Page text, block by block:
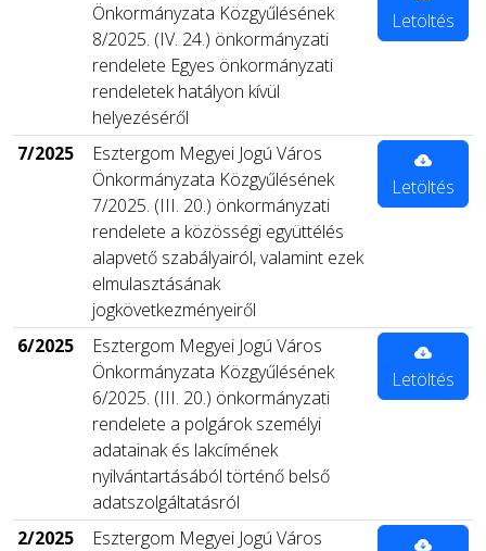
Önkormányzata Közgyűlésének
8/2025. (IV. 24.) önkormányzati
rendelete Egyes önkormányzati
rendeletek hatályon kívül
helyezéséről
Letöltés
7/2025
Esztergom Megyei Jogú Város
Önkormányzata Közgyűlésének
7/2025. (III. 20.) önkormányzati
rendelete a közösségi együttélés
alapvető szabályairól, valamint ezek
elmulasztásának
jogkövetkezményeiről
Letöltés
6/2025
Esztergom Megyei Jogú Város
Önkormányzata Közgyűlésének
6/2025. (III. 20.) önkormányzati
rendelete a polgárok személyi
adatainak és lakcímének
nyilvántartásából történő belső
adatszolgáltatásról
Letöltés
2/2025
Esztergom Megyei Jogú Város